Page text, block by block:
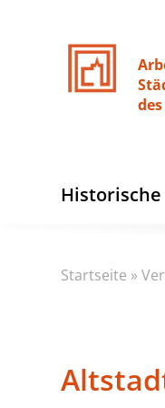
des
Startseite »